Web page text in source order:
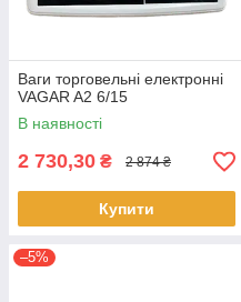
Ваги торговельні електронні
VAGAR A2 6/15
В наявності
2 730,30 ₴ 2 874 ₴
Купити
–5%